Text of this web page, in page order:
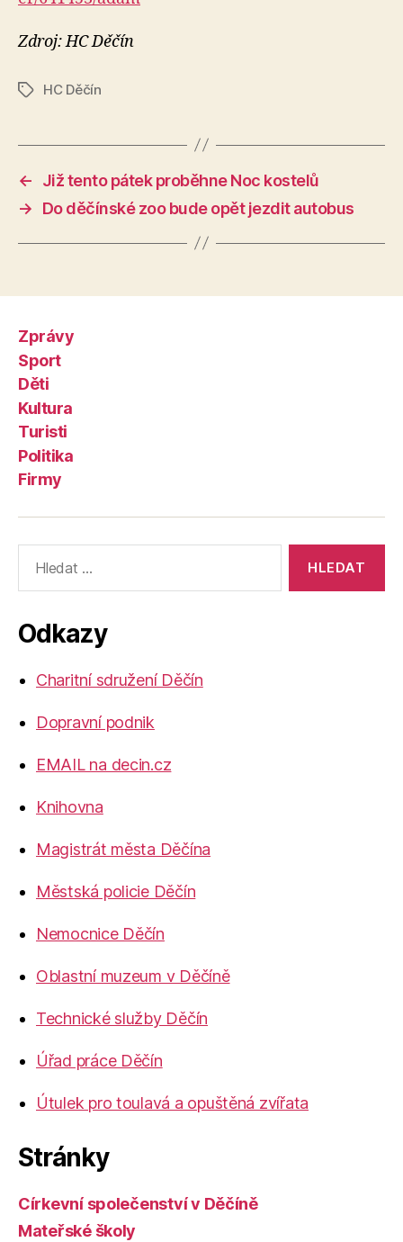
Zdroj: HC Děčín
ŠtítkyHC Děčín
←
Již tento pátek proběhne Noc kostelů
→
Do děčínské zoo bude opět jezdit autobus
Zprávy
Sport
Děti
Kultura
Turisti
Politika
Firmy
vyhledávání:
Odkazy
Charitní sdružení Děčín
Dopravní podnik
EMAIL na decin.cz
Knihovna
Magistrát města Děčína
Městská policie Děčín
Nemocnice Děčín
Oblastní muzeum v Děčíně
Technické služby Děčín
Úřad práce Děčín
Útulek pro toulavá a opuštěná zvířata
Stránky
Církevní společenství v Děčíně
Mateřské školy